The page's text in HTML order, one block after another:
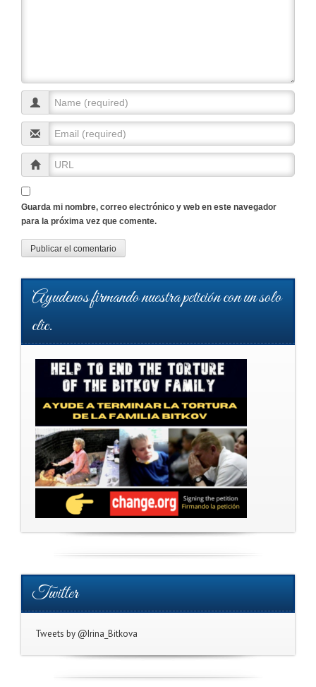
Guarda mi nombre, correo electrónico y web en este navegador
para la próxima vez que comente.
Ayudenos firmando nuestra petición con un solo
clic.
Twitter
Tweets by @Irina_Bitkova